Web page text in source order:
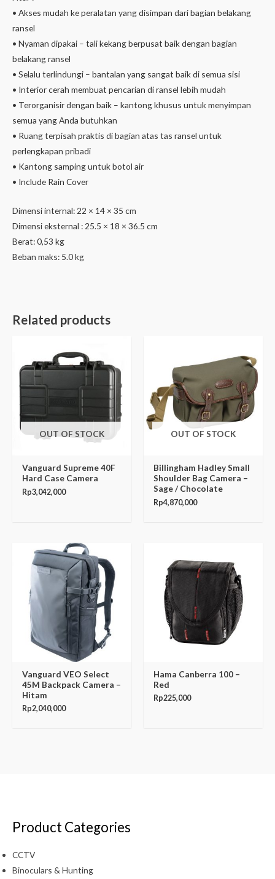
• Akses mudah ke peralatan yang disimpan dari bagian belakang
ransel
• Nyaman dipakai – tali kekang berpusat baik dengan bagian
belakang ransel
• Selalu terlindungi – bantalan yang sangat baik di semua sisi
• Interior cerah membuat pencarian di ransel lebih mudah
• Terorganisir dengan baik – kantong khusus untuk menyimpan
semua yang Anda butuhkan
• Ruang terpisah praktis di bagian atas tas ransel untuk
perlengkapan pribadi
• Kantong samping untuk botol air
• Include Rain Cover
Dimensi internal: 22 × 14 × 35 cm
Dimensi eksternal : 25.5 × 18 × 36.5 cm
Berat: 0,53 kg
Beban maks: 5.0 kg
Related products
OUT OF STOCK
Vanguard Supreme 40F
Hard Case Camera
Rp3,042,000
OUT OF STOCK
Billingham Hadley Small
Shoulder Bag Camera –
Sage / Chocolate
Rp4,870,000
Vanguard VEO Select
45M Backpack Camera –
Hitam
Rp2,040,000
Hama Canberra 100 –
Red
Rp225,000
Product Categories
CCTV
Binoculars & Hunting